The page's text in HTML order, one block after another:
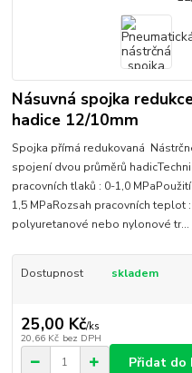
Násuvná spojka
hadice 12/10mm
Spojka přímá redukovaná
spojení dvou průměrů
pracovních tlaků : 0-1,0
1,5 MPaRozsah pracovních teplot
polyuretanové nebo nylonové tr...
Dostupnost skladem
25,00 Kč/ks
20,66 Kč bez DPH
Přidat do